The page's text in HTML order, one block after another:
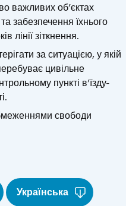
важливих об’єктах
забезпечення їхнього
лінії зіткнення.
за ситуацією, у якій
цивільне
пункті в’їзду-
свободи
Українська